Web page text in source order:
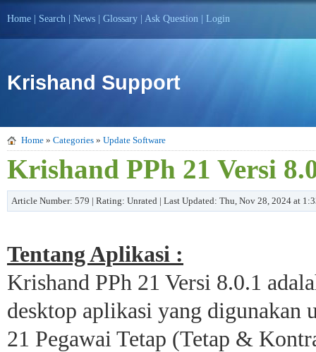
Home Search News Glossary Ask Question Login
Krishand Support
Home » Categories » Update Software
Krishand PPh 21 Versi
Article Number: 579 | Rating: Unrated | Last Updated: Thu, Nov 28, 2024 at
Tentang Aplikasi :
Krishand PPh 21 Versi 8.0.1
desktop aplikasi yang digunakan
21 Pegawai Tetap (Tetap &